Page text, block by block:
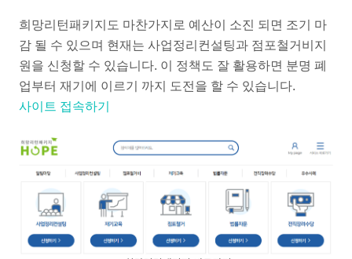
희망리턴패키지도 마찬가지로 예산이 소진 되면 조기 마
감 될 수 있으며 현재는 사업정리컨설팅과 점포철거비지
원을 신청할 수 있습니다. 이 정책도 잘 활용하면 분명 폐
업부터 재기에 이르기 까지 도전을 할 수 있습니다.
사이트 접속하기